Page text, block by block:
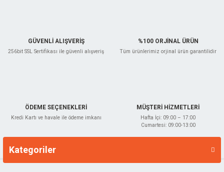
GÜVENLİ ALIŞVERİŞ
256bit SSL Sertifikası ile güvenli alışveriş
%100 ORJİNAL ÜRÜN
Tüm ürünlerimiz orjinal ürün garantilidir
ÖDEME SEÇENEKLERİ
Kredi Kartı ve havale ile ödeme imkanı
MÜŞTERİ HİZMETLERİ
Hafta İçi: 09:00 – 17:00
Cumartesi: 09:00-13:00
Kategoriler
Markalar